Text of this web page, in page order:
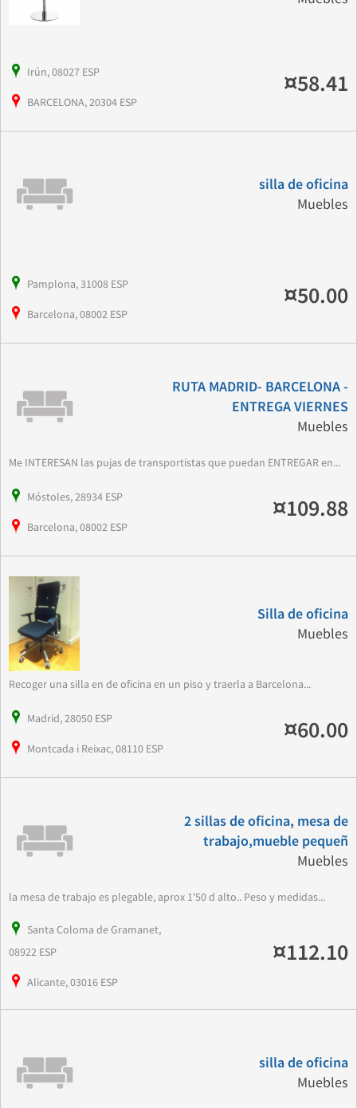
Irún, 08027 ESP
BARCELONA, 20304 ESP
¤58.41
silla de oficina
Muebles
Pamplona, 31008 ESP
Barcelona, 08002 ESP
¤50.00
RUTA MADRID- BARCELONA -
ENTREGA VIERNES
Muebles
Me INTERESAN las pujas de transportistas que puedan ENTREGAR en...
Móstoles, 28934 ESP
Barcelona, 08002 ESP
¤109.88
Silla de oficina
Muebles
Recoger una silla en de oficina en un piso y traerla a Barcelona...
Madrid, 28050 ESP
Montcada i Reixac, 08110 ESP
¤60.00
2 sillas de oficina, mesa de
trabajo,mueble pequeñ
Muebles
la mesa de trabajo es plegable, aprox 1'50 d alto.. Peso y medidas...
Santa Coloma de Gramanet,
08922 ESP
Alicante, 03016 ESP
¤112.10
silla de oficina
Muebles